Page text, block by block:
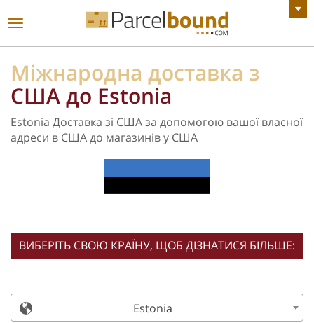
ПЕРЕГЛЯНУТИ ВСІ ОГОЛОШЕННЯ
Увімкнути
Міжнародна доставка з
США до Estonia
Estonia Доставка зі США за допомогою вашої власної
адреси в США до магазинів у США
ВИБЕРІТЬ СВОЮ КРАЇНУ, ЩОБ ДІЗНАТИСЯ БІЛЬШЕ:
Estonia